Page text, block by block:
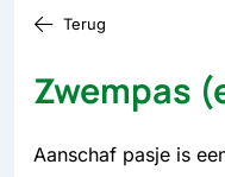
Terug
Zwempas
Aanschaf pasje is